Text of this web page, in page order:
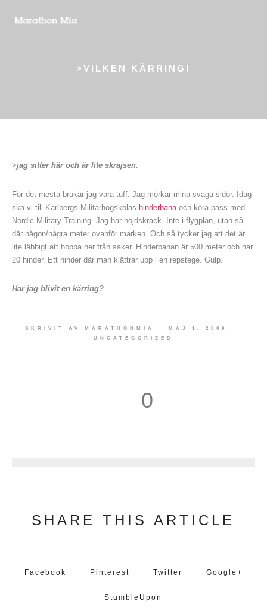
>VILKEN KÄRRING!
>jag sitter här och är lite skrajsen.
För det mesta brukar jag vara tuff. Jag mörkar mina svaga sidor. Idag
ska vi till Karlbergs Militärhögskolas hinderbana och köra pass med
Nordic Military Training. Jag har höjdskräck. Inte i flygplan, utan så
där någon/några meter ovanför marken. Och så tycker jag att det är
lite läbbigt att hoppa ner från saker. Hinderbanan är 500 meter och har
20 hinder. Ett hinder där man klättrar upp i en repstege. Gulp.
Har jag blivit en kärring?
SKRIVIT AV MARATHONMIA
MAJ 1, 2009
UNCATEGORIZED
0
SHARE THIS ARTICLE
Facebook Pinterest Twitter Google+
StumbleUpon